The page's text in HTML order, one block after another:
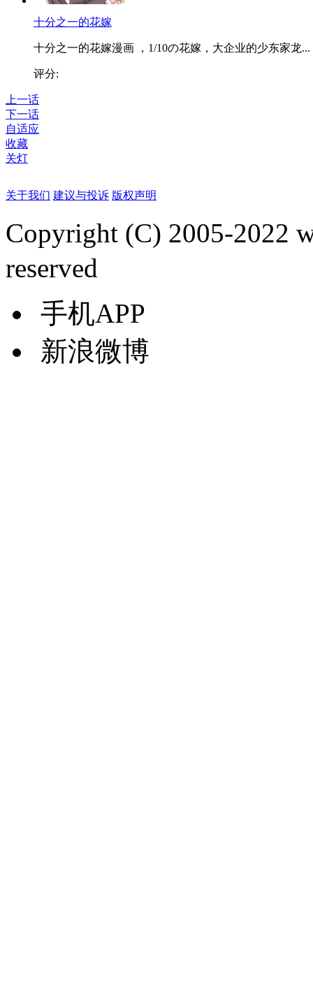
十分之一的花嫁
十分之一的花嫁漫画 ，1/10の花嫁，大企业的少东家龙...
评分:
上一话
下一话
自适应
收藏
关灯
关于我们 建议与投诉 版权声明
Copyright (C) 2005-2022
reserved
手机APP
新浪微博